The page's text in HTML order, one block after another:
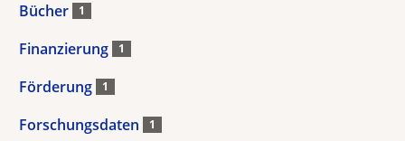
Bücher 1
Finanzierung 1
Förderung 1
Forschungsdaten 1